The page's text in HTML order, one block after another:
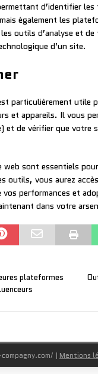
d’identifier
également les
outils d’analyse et
d’un site.
particulièrement utile
et appareils. Il vous
de vérifier que votre
web sont essentiels
outils, vous aurez
performances et
dans votre
plateformes
| Mentions